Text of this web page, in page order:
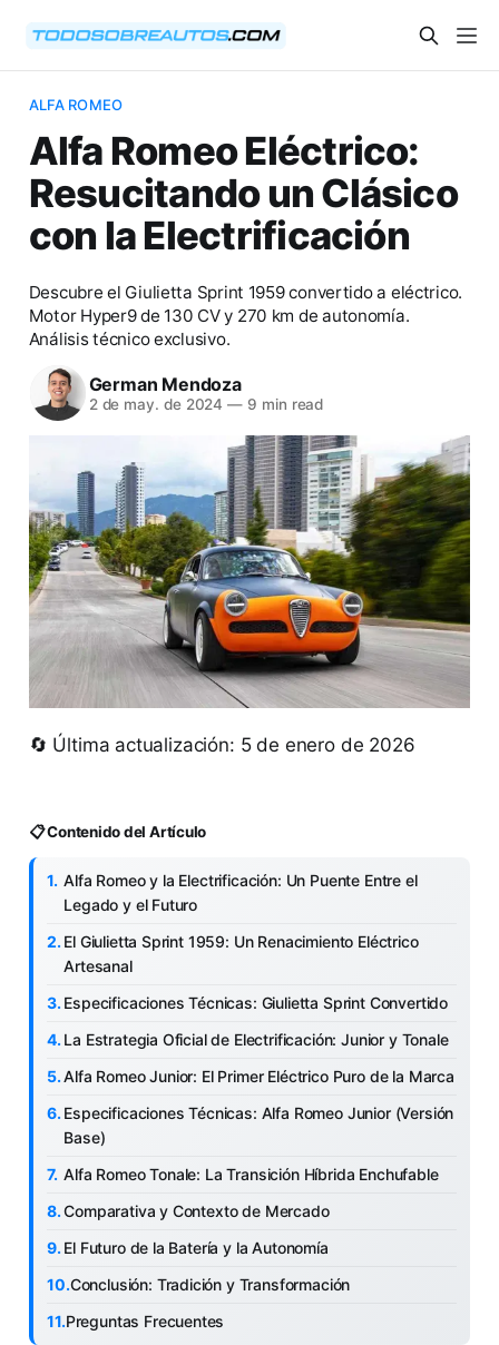
ALFA ROMEO
Alfa Romeo Eléctrico:
Resucitando un Clásico
con la Electrificación
Descubre el Giulietta Sprint 1959 convertido a eléctrico.
Motor Hyper9 de 130 CV y 270 km de autonomía.
Análisis técnico exclusivo.
German Mendoza
2 de may. de 2024 — 9 min read
🔄 Última actualización: 5 de enero de 2026
📋 Contenido del Artículo
Alfa Romeo y la Electrificación: Un Puente Entre el
Legado y el Futuro
El Giulietta Sprint 1959: Un Renacimiento Eléctrico
Artesanal
Especificaciones Técnicas: Giulietta Sprint Convertido
La Estrategia Oficial de Electrificación: Junior y Tonale
Alfa Romeo Junior: El Primer Eléctrico Puro de la Marca
Especificaciones Técnicas: Alfa Romeo Junior (Versión
Base)
Alfa Romeo Tonale: La Transición Híbrida Enchufable
Comparativa y Contexto de Mercado
El Futuro de la Batería y la Autonomía
Conclusión: Tradición y Transformación
Preguntas Frecuentes